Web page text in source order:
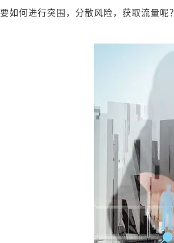
要如何进行突围，分散风险，获取流量呢？